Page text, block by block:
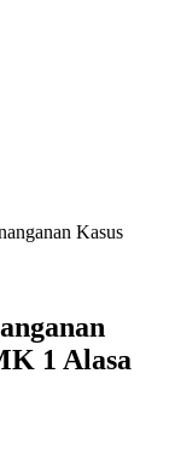
Kasus
1 Alasa